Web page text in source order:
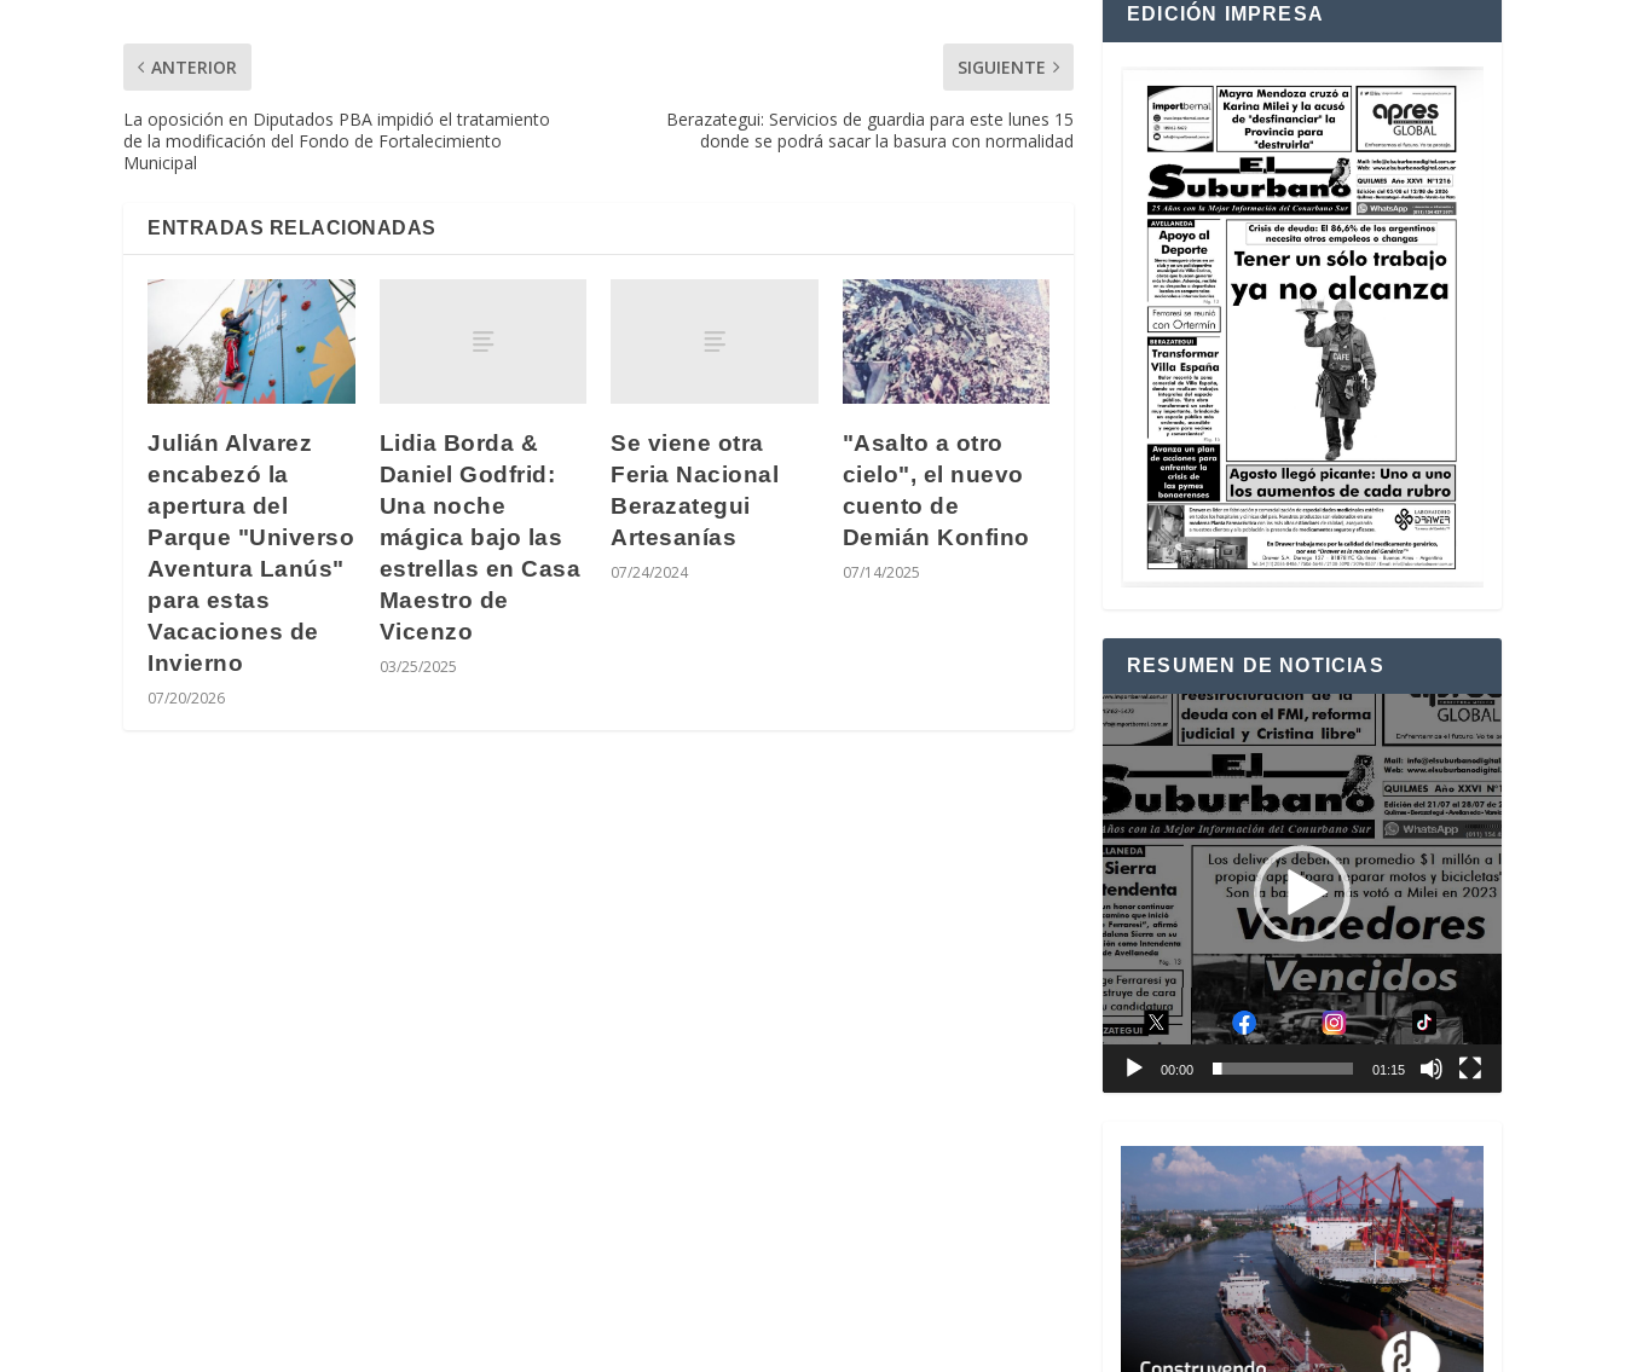
ANTERIOR
La oposición en Diputados PBA impidió el tratamiento
de la modificación del Fondo de Fortalecimiento
Municipal
SIGUIENTE
Berazategui: Servicios de guardia para este lunes 15
donde se podrá sacar la basura con normalidad
ENTRADAS RELACIONADAS
Julián Alvarez
encabezó la
apertura del
Parque "Universo
Aventura Lanús"
para estas
Vacaciones de
Invierno
07/20/2026
Lidia Borda &
Daniel Godfrid:
Una noche
mágica bajo las
estrellas en Casa
Maestro de
Vicenzo
03/25/2025
Se viene otra
Feria Nacional
Berazategui
Artesanías
07/24/2024
"Asalto a otro
cielo", el nuevo
cuento de
Demián Konfino
07/14/2025
EDICIÓN IMPRESA
RESUMEN DE NOTICIAS
Reproductor
de
vídeo
00:00 01:15